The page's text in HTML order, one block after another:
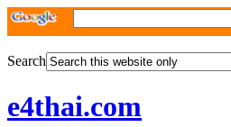
Search
e4thai.com